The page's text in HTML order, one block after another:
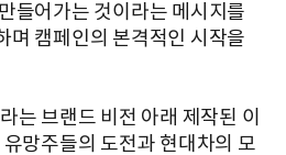
들어가는 것이라는 메시지를
며 캠페인의 본격적인 시작을
는 브랜드 비전 아래 제작된 이
망주들의 도전과 현대차의 모